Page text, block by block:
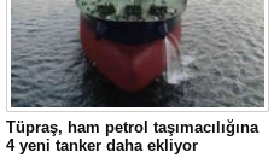
Tüpraş, ham petrol taşımacılığına
4 yeni tanker daha ekliyor